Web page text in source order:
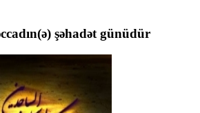
şəhadət günüdür